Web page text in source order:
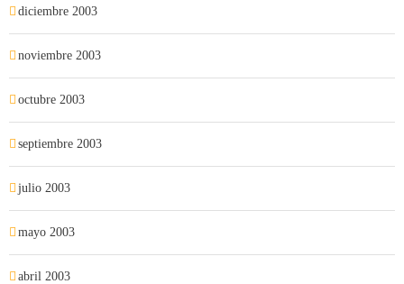
diciembre 2003
noviembre 2003
octubre 2003
septiembre 2003
julio 2003
mayo 2003
abril 2003